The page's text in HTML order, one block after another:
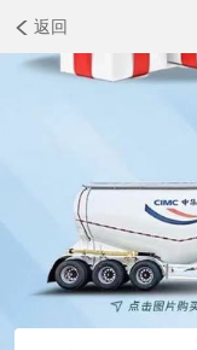
返回